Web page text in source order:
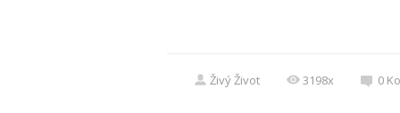
Živý Život 3198x 0